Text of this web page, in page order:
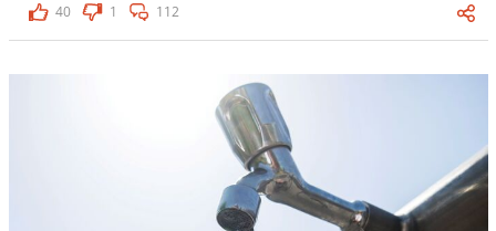
40
1 112